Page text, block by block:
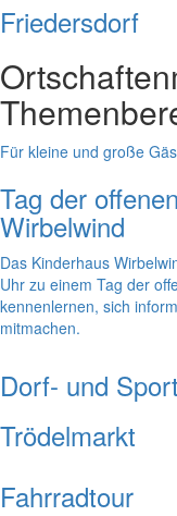
Friedersdorf
Ortschaften
Für kleine und große
Tag der
Wirbelwind
Das Kinderhaus
Uhr zu einem Tag der
kennenlernen, sich
mitmachen.
Dorf- und
Trödelmarkt
Fahrradtour